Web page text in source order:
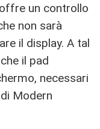
un controllo
non sarà
il display. A tal
il pad
necessari
Modern